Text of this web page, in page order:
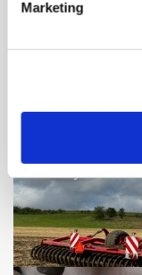
Marketing